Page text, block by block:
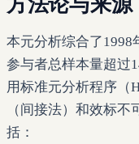
方法论与来源
本元分析综合了1998
参与者总样本量超过
用标准元分析程序（
（间接法）和效标
括：